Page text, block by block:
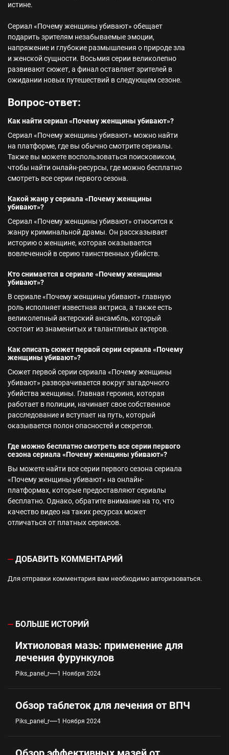
истине.
Сериал «Почему женщины убивают» обещает
подарить зрителям незабываемые эмоции,
напряжение и глубокие размышления о природе зла
и женской сущности. Восьмия серии великолепно
развивают сюжет, а финал оставляет зрителей в
ожидании новых путешествий в следующем сезоне.
Вопрос-ответ:
Как найти сериал «Почему женщины убивают»?
Сериал «Почему женщины убивают» можно найти
на платформе, где вы обычно смотрите сериалы.
Также вы можете воспользоваться поисковиком,
чтобы найти онлайн-ресурсы, где можно бесплатно
смотреть все серии первого сезона.
Какой жанр у сериала «Почему женщины
убивают»?
Сериал «Почему женщины убивают» относится к
жанру криминальной драмы. Он рассказывает
историю о женщине, которая оказывается
вовлеченной в серию таинственных убийств.
Кто снимается в сериале «Почему женщины
убивают»?
В сериале «Почему женщины убивают» главную
роль исполняет известная актриса, а также есть
великолепный актерский ансамбль, который
состоит из знаменитых и талантливых актеров.
Как описать сюжет первой серии сериала «Почему
женщины убивают»?
Сюжет первой серии сериала «Почему женщины
убивают» разворачивается вокруг загадочного
убийства женщины. Главная героиня, которая
работает в полиции, начинает свое собственное
расследование и вступает на путь, который
оказывается полон опасностей и секретов.
Где можно бесплатно смотреть все серии первого
сезона сериала «Почему женщины убивают»?
Вы можете найти все серии первого сезона сериала
«Почему женщины убивают» на онлайн-
платформах, которые предоставляют сериалы
бесплатно. Однако, обратите внимание на то, что
качество видео на таких ресурсах может
отличаться от платных сервисов.
ДОБАВИТЬ КОММЕНТАРИЙ
Для отправки комментария вам необходимо авторизоваться.
БОЛЬШЕ ИСТОРИЙ
Ихтиоловая мазь: применение для
лечения фурункулов
Piks_panel_r 1 Ноября 2024
Обзор таблеток для лечения от ВПЧ
Piks_panel_r 1 Ноября 2024